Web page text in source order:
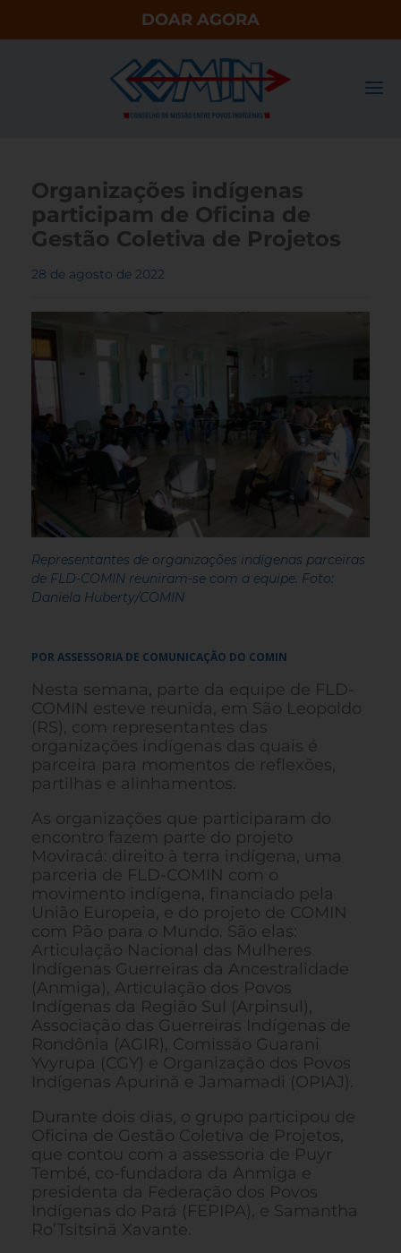
DOAR AGORA
Organizações indígenas
participam de Oficina de
Gestão Coletiva de Projetos
28 de agosto de 2022
Representantes de organizações indígenas parceiras
de FLD-COMIN reuniram-se com a equipe. Foto:
Daniela Huberty/COMIN
POR ASSESSORIA DE COMUNICAÇÃO DO COMIN
Nesta semana, parte da equipe de FLD-
COMIN esteve reunida, em São Leopoldo
(RS), com representantes das
organizações indígenas das quais é
parceira para momentos de reflexões,
partilhas e alinhamentos.
As organizações que participaram do
encontro fazem parte do projeto
Moviracá: direito à terra indígena, uma
parceria de FLD-COMIN com o
movimento indígena, financiado pela
União Europeia, e do projeto de COMIN
com Pão para o Mundo. São elas:
Articulação Nacional das Mulheres
Indígenas Guerreiras da Ancestralidade
(Anmiga), Articulação dos Povos
Indígenas da Região Sul (Arpinsul),
Associação das Guerreiras Indígenas de
Rondônia (AGIR), Comissão Guarani
Yvyrupa (CGY) e Organização dos Povos
Indígenas Apurinã e Jamamadi (OPIAJ).
Durante dois dias, o grupo participou de
Oficina de Gestão Coletiva de Projetos,
que contou com a assessoria de Puyr
Tembé, co-fundadora da Anmiga e
presidenta da Federação dos Povos
Indígenas do Pará (FEPIPA), e Samantha
Ro’Tsitsinã Xavante.